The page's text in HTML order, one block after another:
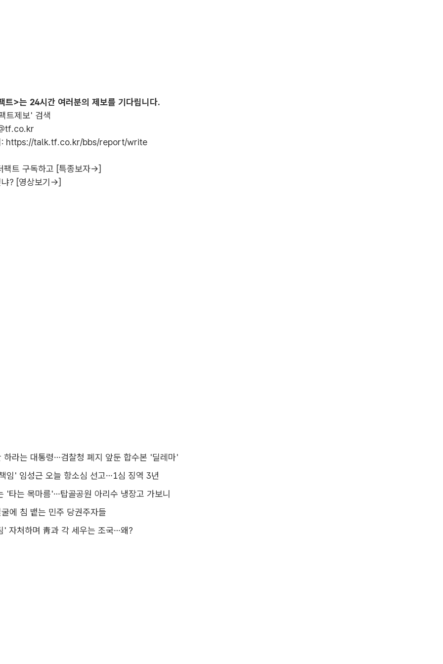
트>는 24시간 여러분의 제보를 기다립니다.
트제보' 검색
https://talk.tf.co.kr/bbs/report/write
팩트 구독하고 [특종보자→]
냐? [영상보기→]
하라는 대통령…검찰청 폐지 앞둔 합수본 '딜레마'
임' 임성근 오늘 항소심 선고…1심 징역 3년
'타는 목마름'…탑골공원 아리수 냉장고 가보니
에 침 뱉는 민주 당권주자들
' 자처하며 靑과 각 세우는 조국…왜?